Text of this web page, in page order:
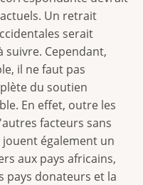
Un retrait
serait
suivre. Cependant,
il ne faut pas
du soutien
En effet, outre les
facteurs sans
également un
aux pays africains,
pays donateurs et la